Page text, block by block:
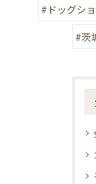
#ドッグシ
#茨